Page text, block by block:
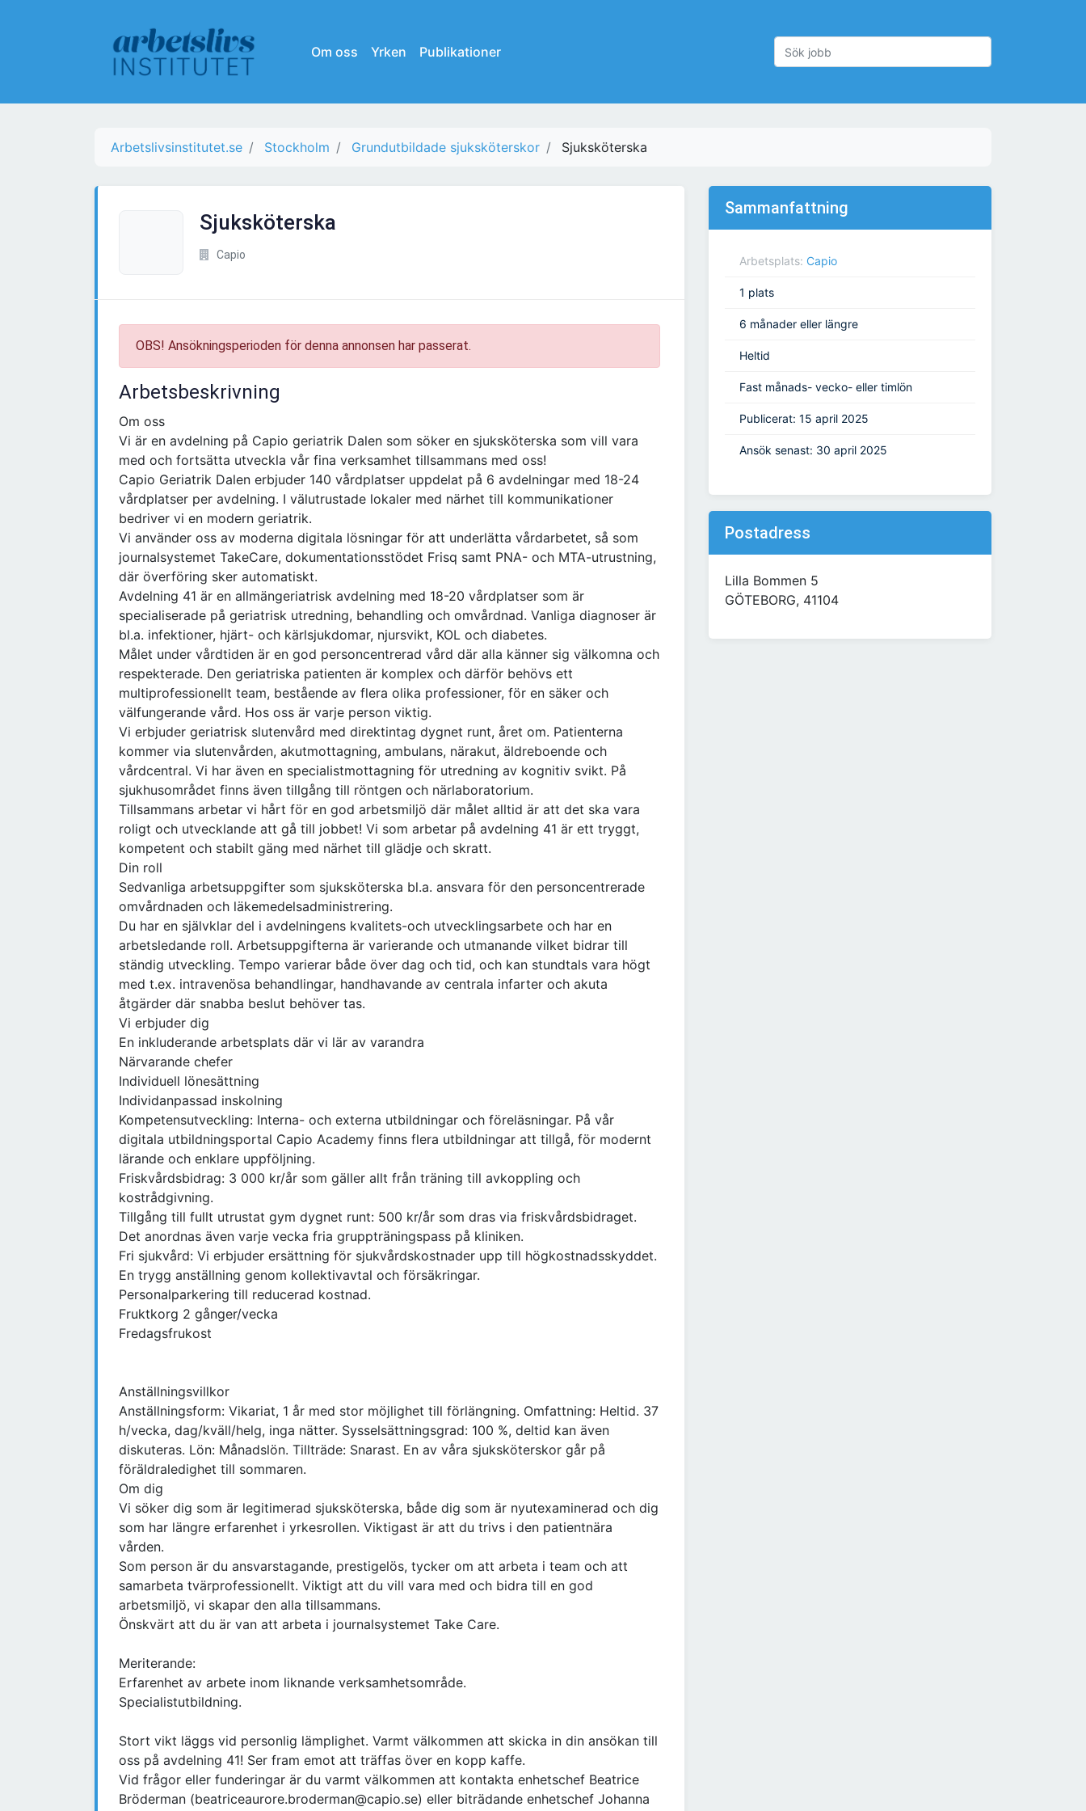
Om oss Yrken Publikationer
Arbetslivsinstitutet.se Stockholm Grundutbildade sjuksköterskor Sjuksköterska
Sjuksköterska
Capio
OBS! Ansökningsperioden för denna annonsen har passerat.
Arbetsbeskrivning
Om oss
Vi är en avdelning på Capio geriatrik Dalen som söker en sjuksköterska som vill vara
med och fortsätta utveckla vår fina verksamhet tillsammans med oss!
Capio Geriatrik Dalen erbjuder 140 vårdplatser uppdelat på 6 avdelningar med 18-24
vårdplatser per avdelning. I välutrustade lokaler med närhet till kommunikationer
bedriver vi en modern geriatrik.
Vi använder oss av moderna digitala lösningar för att underlätta vårdarbetet, så som
journalsystemet TakeCare, dokumentationsstödet Frisq samt PNA- och MTA-utrustning,
där överföring sker automatiskt.
Avdelning 41 är en allmängeriatrisk avdelning med 18-20 vårdplatser som är
specialiserade på geriatrisk utredning, behandling och omvårdnad. Vanliga diagnoser är
bl.a. infektioner, hjärt- och kärlsjukdomar, njursvikt, KOL och diabetes.
Målet under vårdtiden är en god personcentrerad vård där alla känner sig välkomna och
respekterade. Den geriatriska patienten är komplex och därför behövs ett
multiprofessionellt team, bestående av flera olika professioner, för en säker och
välfungerande vård. Hos oss är varje person viktig.
Vi erbjuder geriatrisk slutenvård med direktintag dygnet runt, året om. Patienterna
kommer via slutenvården, akutmottagning, ambulans, närakut, äldreboende och
vårdcentral. Vi har även en specialistmottagning för utredning av kognitiv svikt. På
sjukhusområdet finns även tillgång till röntgen och närlaboratorium.
Tillsammans arbetar vi hårt för en god arbetsmiljö där målet alltid är att det ska vara
roligt och utvecklande att gå till jobbet! Vi som arbetar på avdelning 41 är ett tryggt,
kompetent och stabilt gäng med närhet till glädje och skratt.
Din roll
Sedvanliga arbetsuppgifter som sjuksköterska bl.a. ansvara för den personcentrerade
omvårdnaden och läkemedelsadministrering.
Du har en självklar del i avdelningens kvalitets-och utvecklingsarbete och har en
arbetsledande roll. Arbetsuppgifterna är varierande och utmanande vilket bidrar till
ständig utveckling. Tempo varierar både över dag och tid, och kan stundtals vara högt
med t.ex. intravenösa behandlingar, handhavande av centrala infarter och akuta
åtgärder där snabba beslut behöver tas.
Vi erbjuder dig
En inkluderande arbetsplats där vi lär av varandra
Närvarande chefer
Individuell lönesättning
Individanpassad inskolning
Kompetensutveckling: Interna- och externa utbildningar och föreläsningar. På vår
digitala utbildningsportal Capio Academy finns flera utbildningar att tillgå, för modernt
lärande och enklare uppföljning.
Friskvårdsbidrag: 3 000 kr/år som gäller allt från träning till avkoppling och
kostrådgivning.
Tillgång till fullt utrustat gym dygnet runt: 500 kr/år som dras via friskvårdsbidraget.
Det anordnas även varje vecka fria gruppträningspass på kliniken.
Fri sjukvård: Vi erbjuder ersättning för sjukvårdskostnader upp till högkostnadsskyddet.
En trygg anställning genom kollektivavtal och försäkringar.
Personalparkering till reducerad kostnad.
Fruktkorg 2 gånger/vecka
Fredagsfrukost
Anställningsvillkor
Anställningsform: Vikariat, 1 år med stor möjlighet till förlängning. Omfattning: Heltid. 37
h/vecka, dag/kväll/helg, inga nätter. Sysselsättningsgrad: 100 %, deltid kan även
diskuteras. Lön: Månadslön. Tillträde: Snarast. En av våra sjuksköterskor går på
föräldraledighet till sommaren.
Om dig
Vi söker dig som är legitimerad sjuksköterska, både dig som är nyutexaminerad och dig
som har längre erfarenhet i yrkesrollen. Viktigast är att du trivs i den patientnära
vården.
Som person är du ansvarstagande, prestigelös, tycker om att arbeta i team och att
samarbeta tvärprofessionellt. Viktigt att du vill vara med och bidra till en god
arbetsmiljö, vi skapar den alla tillsammans.
Önskvärt att du är van att arbeta i journalsystemet Take Care.
Meriterande:
Erfarenhet av arbete inom liknande verksamhetsområde.
Specialistutbildning.
Stort vikt läggs vid personlig lämplighet. Varmt välkommen att skicka in din ansökan till
oss på avdelning 41! Ser fram emot att träffas över en kopp kaffe.
Vid frågor eller funderingar är du varmt välkommen att kontakta enhetschef Beatrice
Bröderman (beatriceaurore.broderman@capio.se) eller biträdande enhetschef Johanna
Sammanfattning
Arbetsplats: Capio
1 plats
6 månader eller längre
Heltid
Fast månads- vecko- eller timlön
Publicerat: 15 april 2025
Ansök senast: 30 april 2025
Postadress
Lilla Bommen 5
GÖTEBORG, 41104